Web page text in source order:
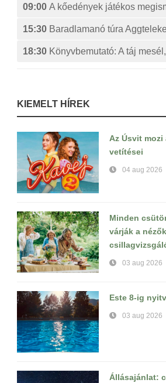
09:00 A kőedények játékos
15:30 Baradlamanó túra
18:30 Könyvbemutató: A táj
KIEMELT HÍREK
Az Úsvit
vetítései
04 aug 2026
Minden
várják a
03 aug 2026
Este 8-ig
03 aug 2026
Állásajánlat: